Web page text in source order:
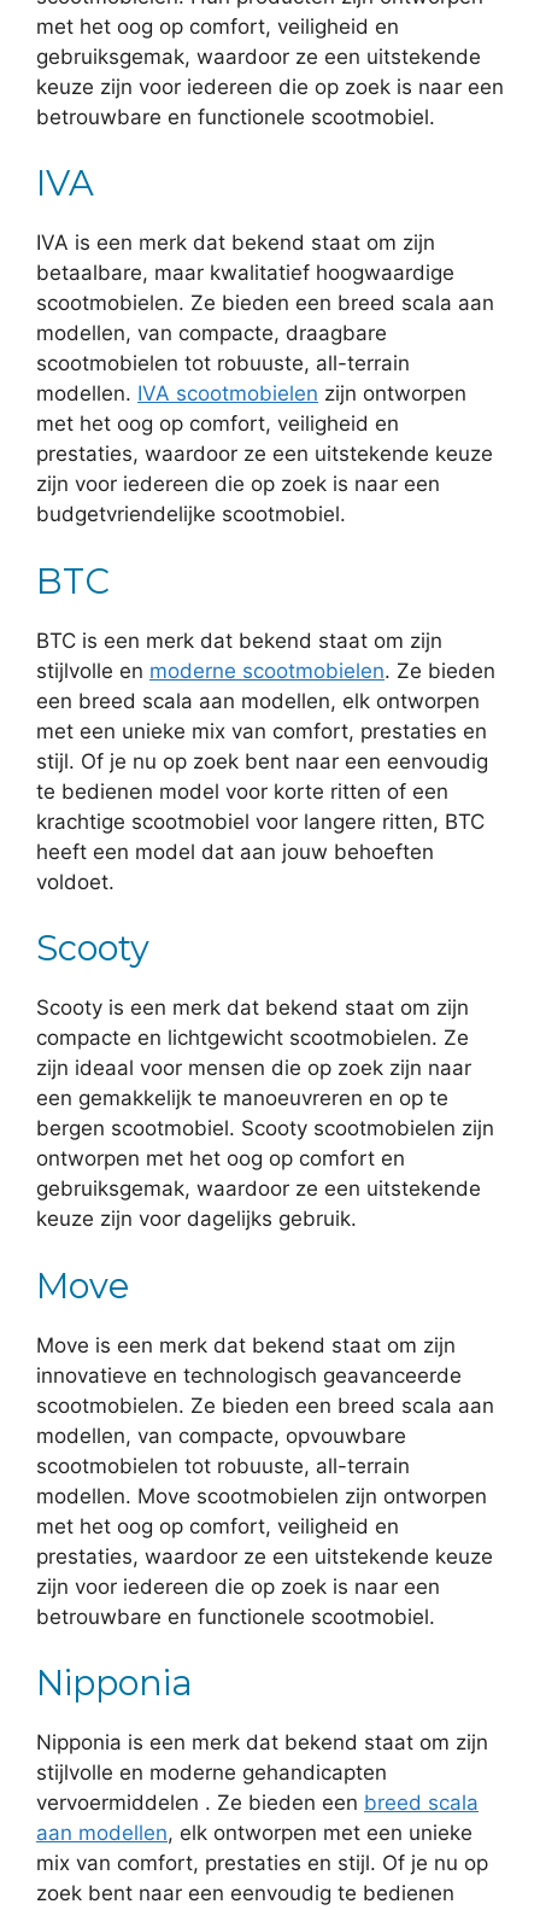
met het oog op comfort, veiligheid en
gebruiksgemak, waardoor ze een uitstekende
keuze zijn voor iedereen die op zoek is naar een
betrouwbare en functionele scootmobiel.
IVA
IVA is een merk dat bekend staat om zijn
betaalbare, maar kwalitatief hoogwaardige
scootmobielen. Ze bieden een breed scala aan
modellen, van compacte, draagbare
scootmobielen tot robuuste, all-terrain
modellen. IVA scootmobielen zijn ontworpen
met het oog op comfort, veiligheid en
prestaties, waardoor ze een uitstekende keuze
zijn voor iedereen die op zoek is naar een
budgetvriendelijke scootmobiel.
BTC
BTC is een merk dat bekend staat om zijn
stijlvolle en moderne scootmobielen. Ze bieden
een breed scala aan modellen, elk ontworpen
met een unieke mix van comfort, prestaties en
stijl. Of je nu op zoek bent naar een eenvoudig
te bedienen model voor korte ritten of een
krachtige scootmobiel voor langere ritten, BTC
heeft een model dat aan jouw behoeften
voldoet.
Scooty
Scooty is een merk dat bekend staat om zijn
compacte en lichtgewicht scootmobielen. Ze
zijn ideaal voor mensen die op zoek zijn naar
een gemakkelijk te manoeuvreren en op te
bergen scootmobiel. Scooty scootmobielen zijn
ontworpen met het oog op comfort en
gebruiksgemak, waardoor ze een uitstekende
keuze zijn voor dagelijks gebruik.
Move
Move is een merk dat bekend staat om zijn
innovatieve en technologisch geavanceerde
scootmobielen. Ze bieden een breed scala aan
modellen, van compacte, opvouwbare
scootmobielen tot robuuste, all-terrain
modellen. Move scootmobielen zijn ontworpen
met het oog op comfort, veiligheid en
prestaties, waardoor ze een uitstekende keuze
zijn voor iedereen die op zoek is naar een
betrouwbare en functionele scootmobiel.
Nipponia
Nipponia is een merk dat bekend staat om zijn
stijlvolle en moderne gehandicapten
vervoermiddelen . Ze bieden een breed scala
aan modellen, elk ontworpen met een unieke
mix van comfort, prestaties en stijl. Of je nu op
zoek bent naar een eenvoudig te bedienen